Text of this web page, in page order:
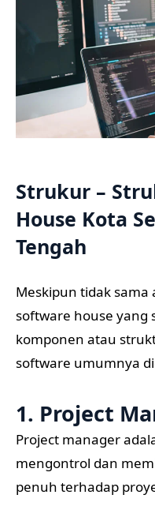
Strukur –
House Kota
Tengah
Meskipun tidak
software house yang
komponen atau
software umumnya
1. Project
Project manager
mengontrol dan
penuh terhadap